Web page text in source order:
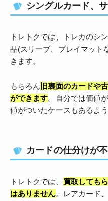
シングルカード、
トレトクでは、トレカのシ
品(スリーブ、プレイマット
きます。
もちろん 旧裏面のカードや
ができます。自分では価値
値がついたケースもあるよう
カードの仕分けが
トレトクでは、 買取しても
はありません。レアカード